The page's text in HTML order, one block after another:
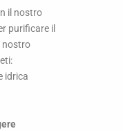
il nostro
purificare il
nostro
idrica